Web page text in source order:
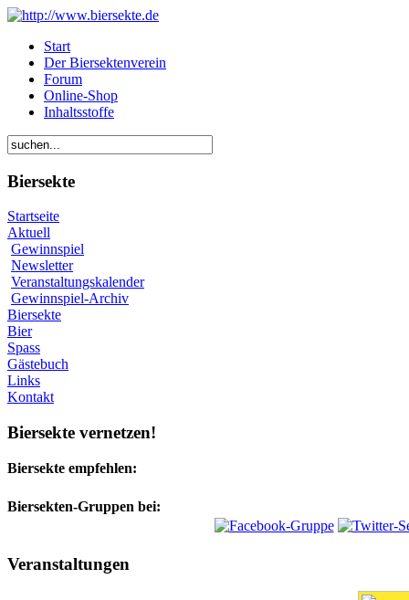
Start
Der Biersektenverein
Forum
Online-Shop
Inhaltsstoffe
Biersekte
Startseite
Aktuell
Gewinnspiel
Newsletter
Veranstaltungskalender
Gewinnspiel-Archiv
Biersekte
Bier
Spass
Gästebuch
Links
Kontakt
Biersekte vernetzen!
Biersekte empfehlen:
Biersekten-Gruppen bei:
Veranstaltungen